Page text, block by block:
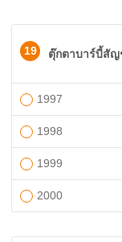
19 ตุ๊กตาบาร์บี้สัญ
1997
1998
1999
2000